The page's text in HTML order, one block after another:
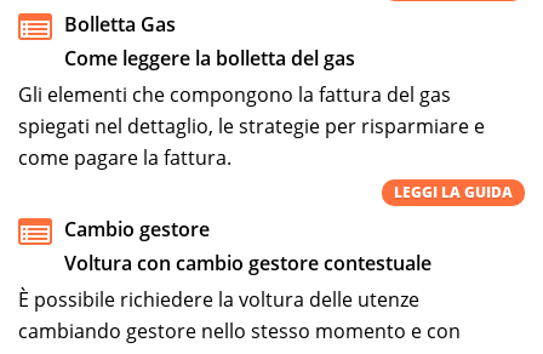
Bolletta Gas
Come leggere la bolletta del gas
Gli elementi che compongono la fattura del gas
spiegati nel dettaglio, le strategie per risparmiare e
come pagare la fattura.
LEGGI LA GUIDA
Cambio gestore
Voltura con cambio gestore contestuale
È possibile richiedere la voltura delle utenze
cambiando gestore nello stesso momento e con